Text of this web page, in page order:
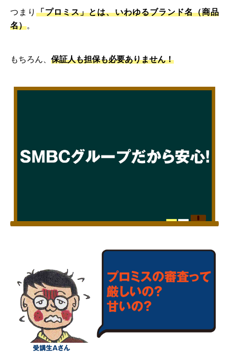
つまり「プロミス」とは、いわゆるブランド名（商品
名）。
もちろん、 保証人も担保も必要ありません！